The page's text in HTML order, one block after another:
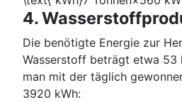
4.
Die benötigte Energie zur
Wasserstoff beträgt etwa 53
man mit der täglich
3920 kWh: